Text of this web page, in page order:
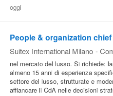
oggi
People & organization
Suitex International Milano -
nel mercato del lusso. Si richiede:
almeno 15 anni di esperienza
settore del lusso, strutturate e
affiancare il CdA nelle decisioni